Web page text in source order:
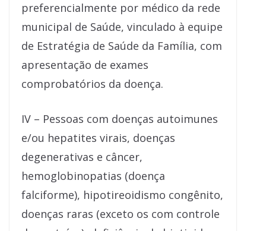
preferencialmente por médico da rede
municipal de Saúde, vinculado à equipe
de Estratégia de Saúde da Família, com
apresentação de exames
comprobatórios da doença.
IV – Pessoas com doenças autoimunes
e/ou hepatites virais, doenças
degenerativas e câncer,
hemoglobinopatias (doença
falciforme), hipotireoidismo congênito,
doenças raras (exceto os com controle